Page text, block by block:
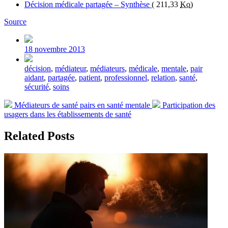
Décision médicale partagée – Synthèse ( 211,33 Ko)
Source
Post
date
18 novembre 2013
Tagged
with
décision, médiateur, médiateurs, médicale, mentale, pair
aidant, partagée, patient, professionnel, relation, santé,
sécurité, soins
Previous
post:
Médiateurs de santé pairs en santé mentale
Next
Participation des
usagers dans les établissements de santé
Related Posts